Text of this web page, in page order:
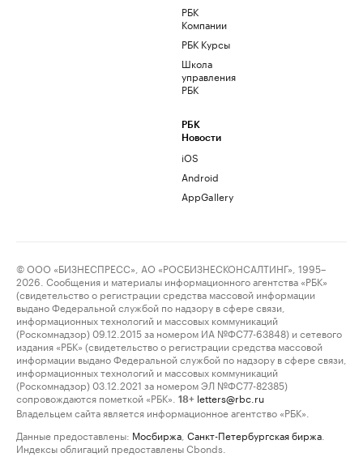
РБК
Компании
РБК Курсы
Школа
управления
РБК
РБК
Новости
iOS
Android
AppGallery
© ООО «БИЗНЕСПРЕСС», АО «РОСБИЗНЕСКОНСАЛТИНГ», 1995–
2026. Сообщения и материалы информационного агентства «РБК»
(свидетельство о регистрации средства массовой информации
выдано Федеральной службой по надзору в сфере связи,
информационных технологий и массовых коммуникаций
(Роскомнадзор) 09.12.2015 за номером ИА №ФС77-63848) и сетевого
издания «РБК» (свидетельство о регистрации средства массовой
информации выдано Федеральной службой по надзору в сфере связи,
информационных технологий и массовых коммуникаций
(Роскомнадзор) 03.12.2021 за номером ЭЛ №ФС77-82385)
сопровождаются пометкой «РБК».
18+ letters@rbc.ru
Владельцем сайта является информационное агентство «РБК».
Данные предоставлены: Мосбиржа Санкт-Петербургская биржа
Индексы облигаций предоставлены Cbonds.